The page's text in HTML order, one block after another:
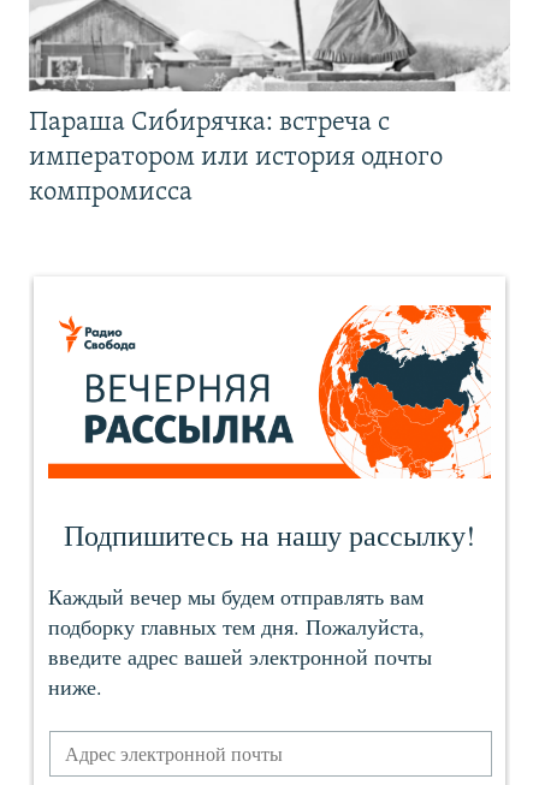
Параша Сибирячка: встреча с
императором или история одного
компромисса